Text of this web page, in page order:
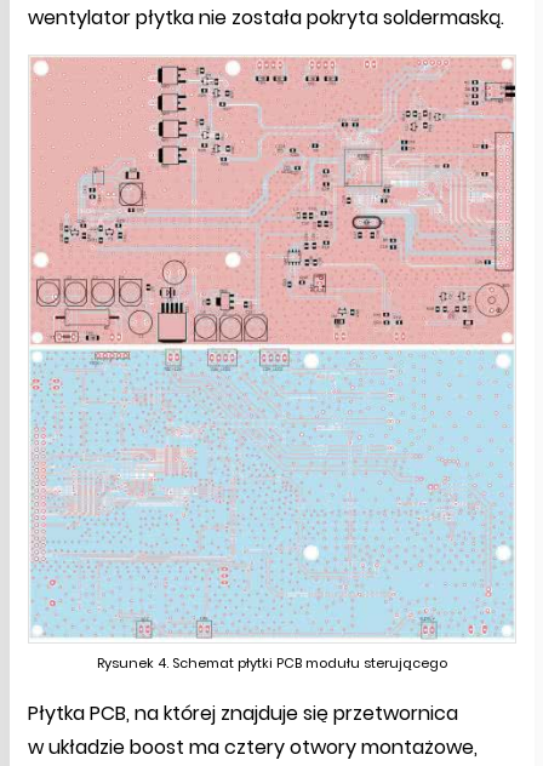
wentylator płytka nie została pokryta soldermaską.
Rysunek 4. Schemat płytki PCB modułu sterującego
Płytka PCB, na której znajduje się przetwornica
w układzie boost ma cztery otwory montażowe,